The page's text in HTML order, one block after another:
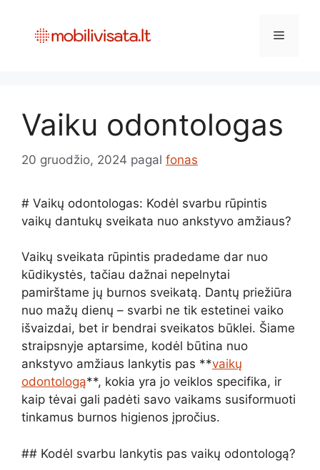
Meniu
Vaiku odontologas
20 gruodžio, 2024 pagal fonas
# Vaikų odontologas: Kodėl svarbu rūpintis
vaikų dantukų sveikata nuo ankstyvo amžiaus?
Vaikų sveikata rūpintis pradedame dar nuo
kūdikystės, tačiau dažnai nepelnytai
pamirštame jų burnos sveikatą. Dantų priežiūra
nuo mažų dienų – svarbi ne tik estetinei vaiko
išvaizdai, bet ir bendrai sveikatos būklei. Šiame
straipsnyje aptarsime, kodėl būtina nuo
ankstyvo amžiaus lankytis pas **vaikų
odontologą**, kokia yra jo veiklos specifika, ir
kaip tėvai gali padėti savo vaikams susiformuoti
tinkamus burnos higienos įpročius.
## Kodėl svarbu lankytis pas vaikų odontologą?